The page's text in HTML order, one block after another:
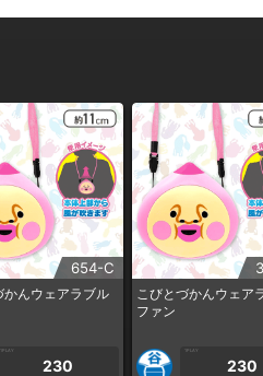
654-C
かんウェアラブル
1PLAY
230
こびとづかんウェア
ファン
1PLAY
230